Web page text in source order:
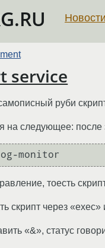
Новости
service
руби
на следующее: после
тоесть
скрипт через
«&», статус